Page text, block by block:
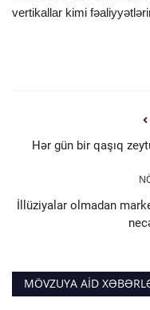
vertikallar kimi
Hər gün bir qaşıq
İllüziyalar olmadan
MÖVZUYA AID